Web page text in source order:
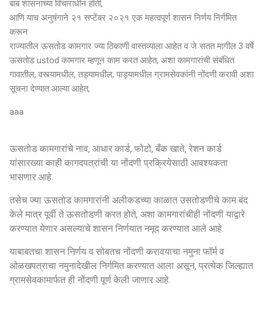
बाब शासनाच्या विचाराधीन होती,
आणि याच अनुषंगाने २१ सप्टेंबर २०२१ एक महत्वपूर्ण शासन निर्णय निर्गमित
करून
राज्यातील ऊसतोड कामगार ज्या ठिकाणी वास्तव्याला आहेत व जे सतत मागील 3 वर्षे
ऊसतोड ustod कामगार म्हणून काम करत आहेत, अशा कामगारांची संबंधित
गावातील, वस्त्यामधील, तड्यामधील, पाड्यामधील ग्रामसेवकांनी नोंदणी करावी अशा
सूचना देण्यात आल्या आहेत,
aaa
ऊसतोड कामगारांचे नाव, आधार कार्ड, फोटो, बँक खाते, रेशन कार्ड
यांसारख्या काही कागदपत्रांची या नोंदणी प्रक्रियेसाठी आवश्यकता
भासणार आहे.
तसेच ज्या ऊसतोड कामगारांनी अलीकडच्या काळात उसतोडणीचे काम बंद
केले मात्र पूर्वी ते ऊसतोडणी करत होते, अशा कामगारांचीही नोंदणी याद्वारे
करण्यात येणार असल्याचे शासन निर्णयात नमूद करण्यात आले आहे.
याबाबतचा शासन निर्णय व सोबतच नोंदणी करावयाचा नमुना फॉर्म व
ओळखपत्राचा नमुनादेखील निर्गमित करण्यात आला असून, प्रत्येक जिल्ह्यात
ग्रामसेवकामार्फत ही नोंदणी पूर्ण केली जाणार आहे.